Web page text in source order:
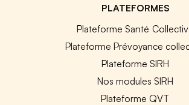
PLATEFORMES
Plateforme Santé
Plateforme Prévoyance
Plateforme SIRH
Nos modules SIRH
Plateforme QVT